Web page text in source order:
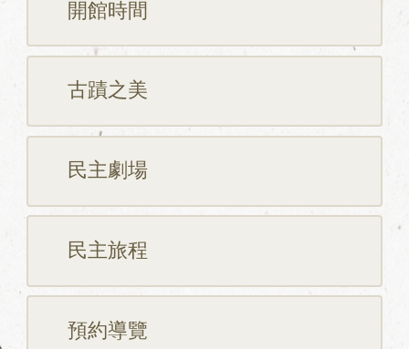
開館時間
古蹟之美
民主劇場
民主旅程
預約導覽